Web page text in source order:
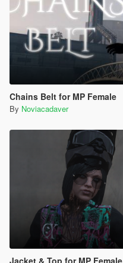
Chains Belt for MP Female
By Noviacadaver